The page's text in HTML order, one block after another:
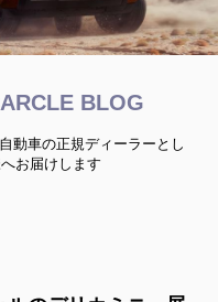
BLOG
動車の正規ディーラーとし
お届けします